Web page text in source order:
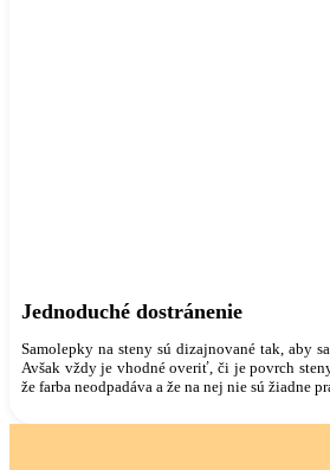
Jednoduché dostránenie
Samolepky na steny sú dizajnované tak, aby
Avšak vždy je vhodné overiť, či je povrch
že farba neodpadáva a že na nej nie sú žiadne